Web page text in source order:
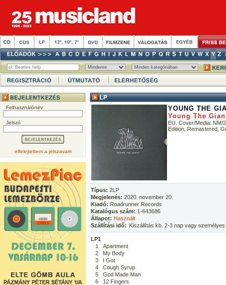
Felhasználónév
Jelszó
elfelejtettem a jelszavam
YOUNG THE
Young The
EU, Cover/Media: NM/
Edition, Remastered,
Típus: 2LP
Megjelenés: 2020. november 20.
Kiadó: Roadrunner Records
Katalógus szám: 1-643686
Állapot: Használt
Szállítási idő: Kiszállítás kb. 2-3 nap vagy
LP1
1
Apartment
2
My Body
3
I Got
4
Cough Syrup
5
God Made Man
6
12 Fingers